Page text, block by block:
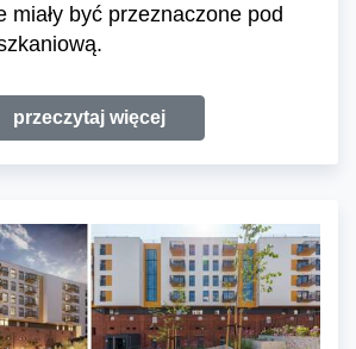
miały być przeznaczone pod
przeczytaj więcej